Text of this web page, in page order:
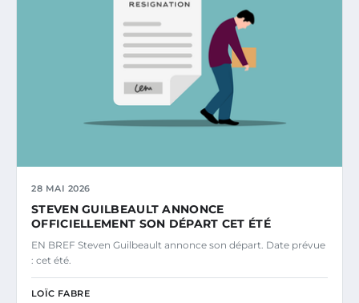
28 MAI 2026
STEVEN GUILBEAULT ANNONCE
OFFICIELLEMENT SON DÉPART CET ÉTÉ
EN BREF Steven Guilbeault annonce son départ. Date prévue
: cet été.
LOÏC FABRE